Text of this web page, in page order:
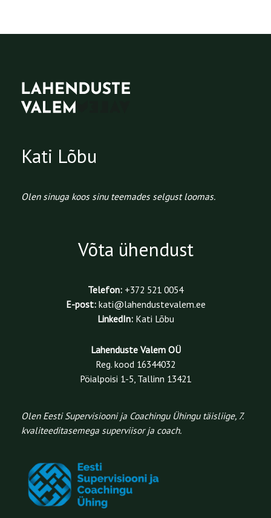
Kati Lõbu
Olen sinuga koos sinu teemades selgust loomas.
Võta ühendust
Telefon: +372 521 0054
E-post:kati@lahendustevalem.ee
LinkedIn: Kati Lõbu
Lahenduste Valem OÜ
Reg. kood 16344032
Pöialpoisi 1-5, Tallinn 13421
Olen Eesti Supervisiooni ja Coachingu Ühingu täisliige, 7.
kvaliteeditasemega superviisor ja coach.